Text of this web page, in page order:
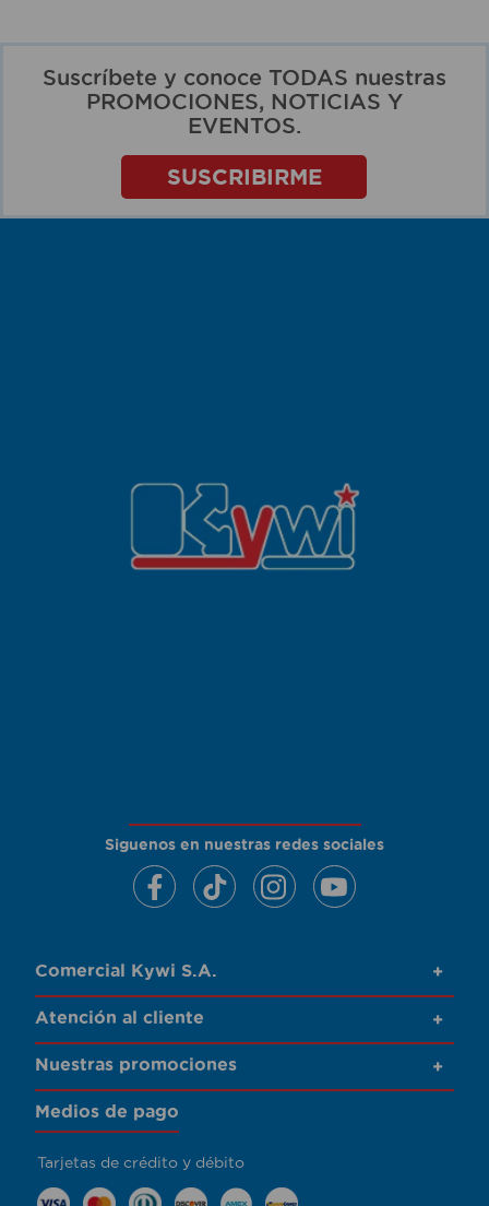
Suscríbete y conoce TODAS nuestras
PROMOCIONES, NOTICIAS Y
EVENTOS.
SUSCRIBIRME
Siguenos en nuestras redes sociales
Comercial Kywi S.A. +
Atención al cliente +
Nuestras promociones +
Medios de pago
Tarjetas de crédito y débito